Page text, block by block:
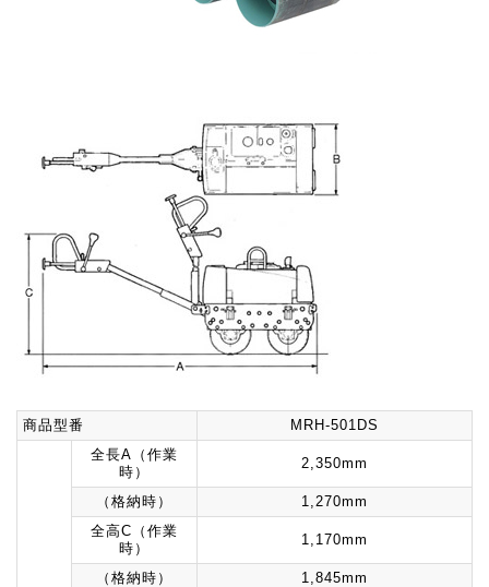
商品型番 MRH-501DS
全長A（作業
時）
2,350mm
（格納時）
1,270mm
全高C（作業
時）
1,170mm
（格納時）
1,845mm